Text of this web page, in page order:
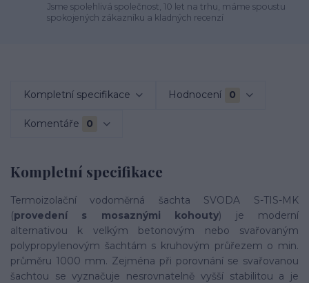
Jsme spolehlivá společnost, 10 let na trhu, máme spoustu
spokojených zákazníku a kladných recenzí
Kompletní specifikace Hodnocení 0
Komentáře 0
Kompletní specifikace
Termoizolační vodoměrná šachta SVODA S-TIS-MK
(provedení s mosaznými kohouty) je moderní
alternativou k velkým betonovým nebo svařovaným
polypropylenovým šachtám s kruhovým průřezem o min.
průměru 1000 mm. Zejména při porovnání se svařovanou
šachtou se vyznačuje nesrovnatelně vyšší stabilitou a je